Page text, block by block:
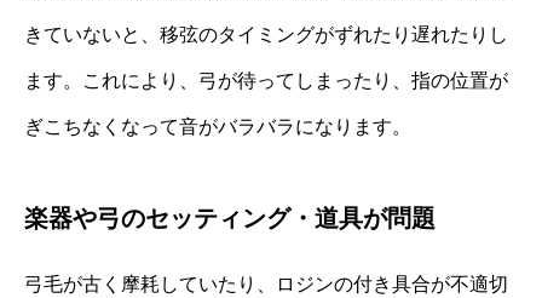
きていないと、移弦のタイミングがずれたり遅れたりし
ます。これにより、弓が待ってしまったり、指の位置が
ぎこちなくなって音がバラバラになります。
楽器や弓のセッティング・道具が問題
弓毛が古く摩耗していたり、ロジンの付き具合が不適切